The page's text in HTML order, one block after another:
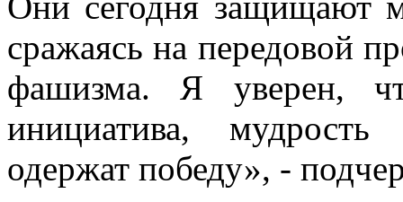
сражаясь на передовой
фашизма. Я уверен,
инициатива, мудрость
одержат победу», -